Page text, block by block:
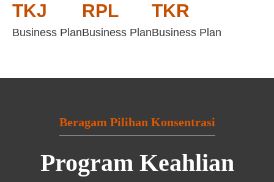
TKJ
Business Plan
RPL
Business Plan
TKR
Business Plan
Beragam Pilihan Konsentrasi
Program Keahlian